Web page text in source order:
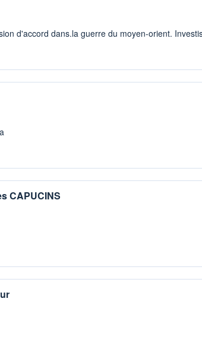
d'accord dans.la guerre du moyen-orient.
CAPUCINS